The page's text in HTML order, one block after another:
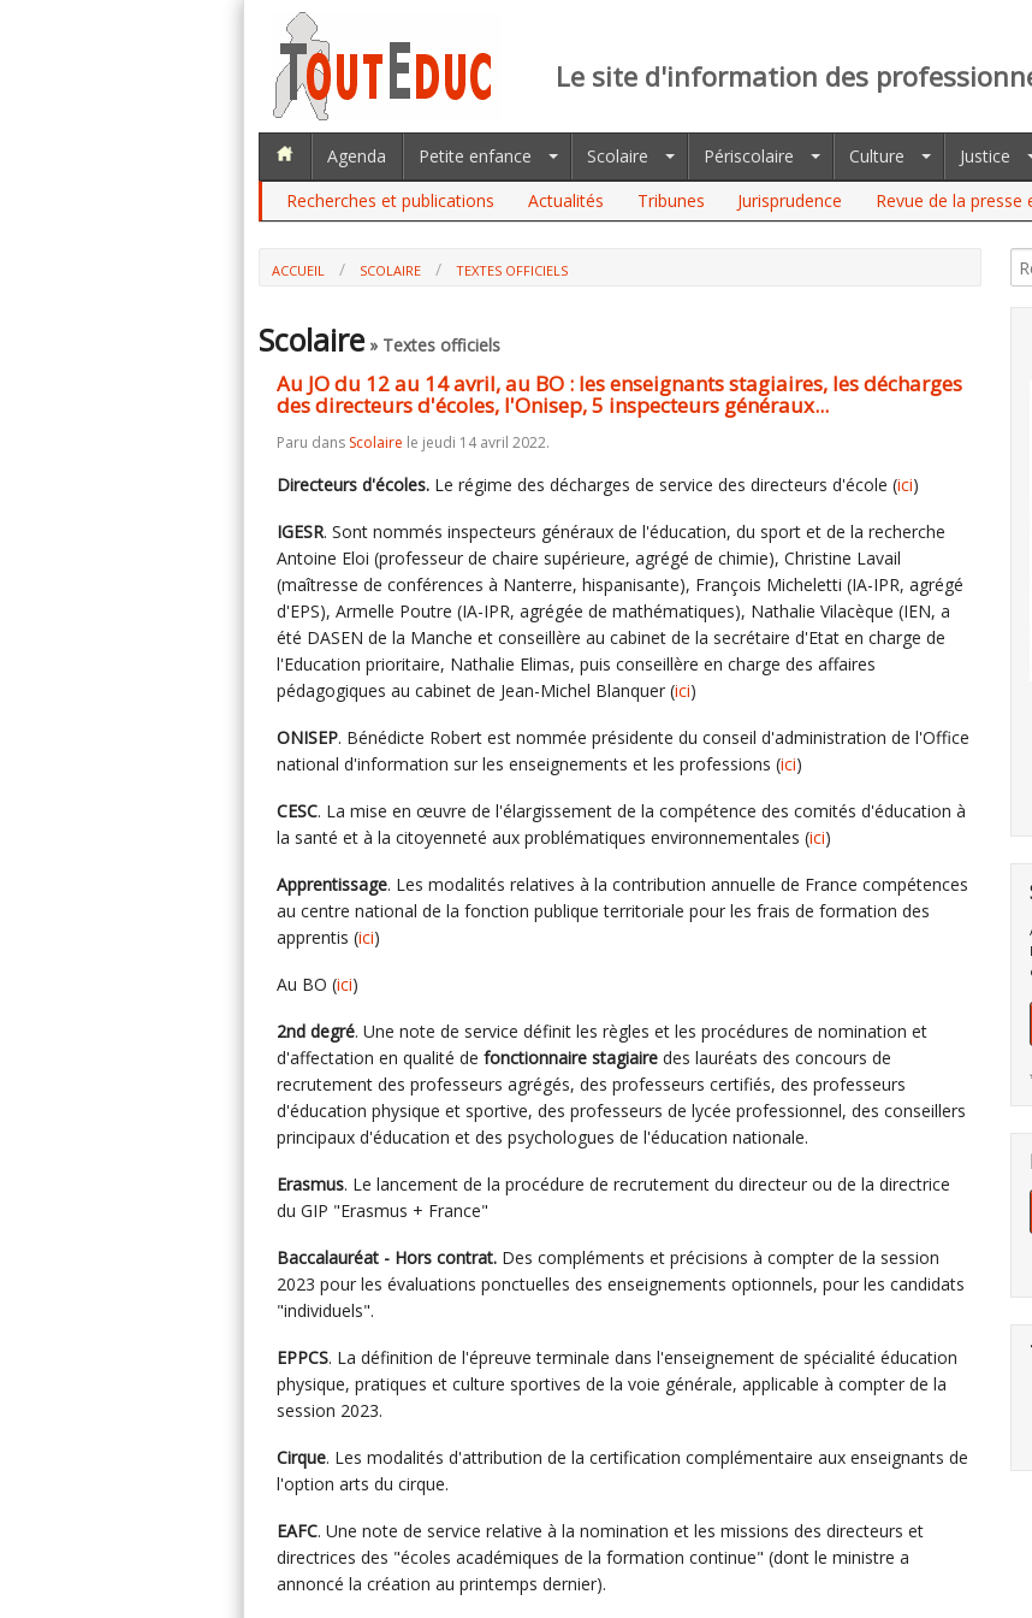
Le site d'information des
Agenda Petite enfance Scolaire Périscolaire Culture Justice
Recherches et publications
Actualités Tribunes Jurisprudence Revue de la presse
ACCUEIL SCOLAIRE
TEXTES OFFICIELS
D'ÉCOLES, L'ONISEP, 5 INSPECTEURS GÉNÉRAUX...
Scolaire» Textes officiels
Au JO du 12 au 14 avril, au BO : les enseignants stagiaires, les décharges
des directeurs d'écoles, l'Onisep, 5 inspecteurs généraux...
Paru dans Scolaire le jeudi 14 avril 2022.
Directeurs d'écoles. Le régime des décharges de service des directeurs d'école (ici)
IGESR. Sont nommés inspecteurs généraux de l'éducation, du sport et de la recherche
Antoine Eloi (professeur de chaire supérieure, agrégé de chimie), Christine Lavail
(maîtresse de conférences à Nanterre, hispanisante), François Micheletti (IA-IPR, agrégé
d'EPS), Armelle Poutre (IA-IPR, agrégée de mathématiques), Nathalie Vilacèque (IEN, a
été DASEN de la Manche et conseillère au cabinet de la secrétaire d'Etat en charge de
l'Education prioritaire, Nathalie Elimas, puis conseillère en charge des affaires
pédagogiques au cabinet de Jean-Michel Blanquer (ici)
ONISEP. Bénédicte Robert est nommée présidente du conseil d'administration de l'Office
national d'information sur les enseignements et les professions (ici)
CESC. La mise en œuvre de l'élargissement de la compétence des comités d'éducation à
la santé et à la citoyenneté aux problématiques environnementales (ici)
Apprentissage. Les modalités relatives à la contribution annuelle de France compétences
au centre national de la fonction publique territoriale pour les frais de formation des
apprentis (ici)
Au BO (ici)
2nd degré. Une note de service définit les règles et les procédures de nomination et
d'affectation en qualité de fonctionnaire stagiaire des lauréats des concours de
recrutement des professeurs agrégés, des professeurs certifiés, des professeurs
d'éducation physique et sportive, des professeurs de lycée professionnel, des conseillers
principaux d'éducation et des psychologues de l'éducation nationale.
Erasmus. Le lancement de la procédure de recrutement du directeur ou de la directrice
du GIP "Erasmus + France"
Baccalauréat - Hors contrat. Des compléments et précisions à compter de la session
2023 pour les évaluations ponctuelles des enseignements optionnels, pour les candidats
"individuels".
EPPCS. La définition de l'épreuve terminale dans l'enseignement de spécialité éducation
physique, pratiques et culture sportives de la voie générale, applicable à compter de la
session 2023.
Cirque. Les modalités d'attribution de la certification complémentaire aux enseignants de
l'option arts du cirque.
EAFC. Une note de service relative à la nomination et les missions des directeurs et
directrices des "écoles académiques de la formation continue" (dont le ministre a
annoncé la création au printemps dernier).